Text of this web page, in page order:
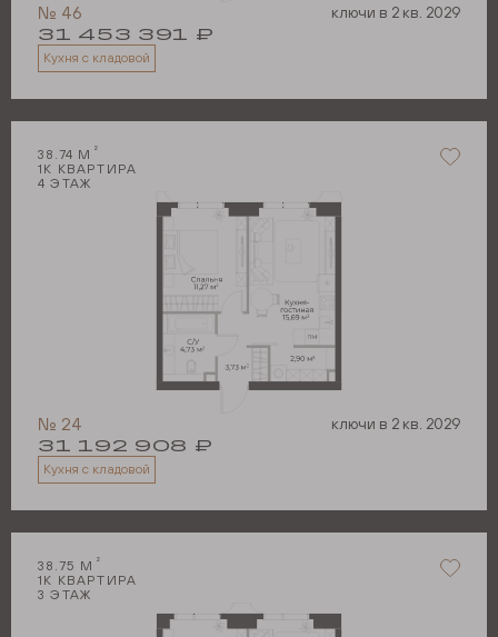
№ 46 ключи в 2 кв. 2029
31 453 391 ₽
Кухня с кладовой
38.74 М 2
1 К КВАРТИРА
4 ЭТАЖ
№ 24 ключи в 2 кв. 2029
31 192 908 ₽
Кухня с кладовой
38.75 М 2
1 К КВАРТИРА
3 ЭТАЖ